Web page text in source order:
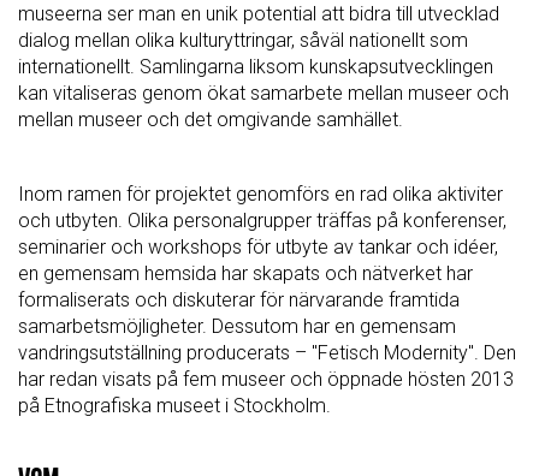
museerna ser man en unik potential att bidra till utvecklad
dialog mellan olika kulturyttringar, såväl nationellt som
internationellt. Samlingarna liksom kunskapsutvecklingen
kan vitaliseras genom ökat samarbete mellan museer och
mellan museer och det omgivande samhället.
Inom ramen för projektet genomförs en rad olika aktiviter
och utbyten. Olika personalgrupper träffas på konferenser,
seminarier och workshops för utbyte av tankar och idéer,
en gemensam hemsida har skapats och nätverket har
formaliserats och diskuterar för närvarande framtida
samarbetsmöjligheter. Dessutom har en gemensam
vandringsutställning producerats – "Fetisch Modernity". Den
har redan visats på fem museer och öppnade hösten 2013
på Etnografiska museet i Stockholm.